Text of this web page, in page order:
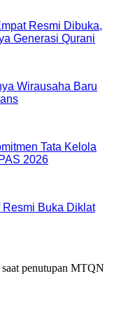
Resmi Dibuka,
Generasi Qurani
Wirausaha Baru
Tata Kelola
2026
Resmi Buka Diklat